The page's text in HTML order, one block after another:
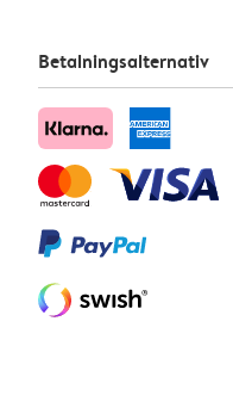
Betalningsalternativ